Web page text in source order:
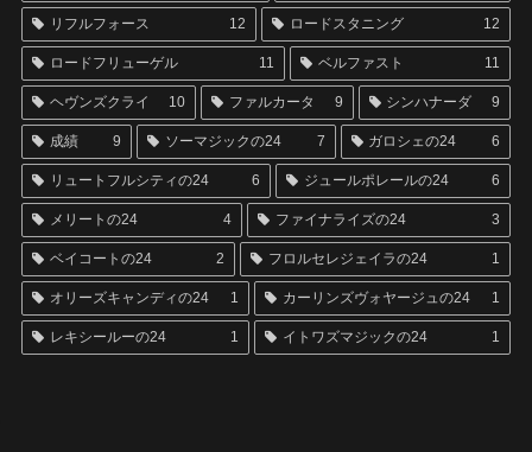
リフルフォース 12 ロードスタニング 12
ロードフリューゲル 11 ベルファスト 11
ヘヴンズクライ 10 ファルカータ 9 シンハナーダ 9
成績 9 ソーマジックの24 7 ガロシェの24 6
リュートフルシティの24 6 ジュールポレールの24 6
メリートの24 4 ファイナライズの24 3
ベイコートの24 2 フロルセレジェイラの24 1
オリーズキャンディの24 1 カーリンズヴォヤージュの24 1
レキシールーの24 1 イトワズマジックの24 1